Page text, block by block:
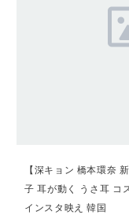
【深キョン 橋本環奈
子 耳が動く うさ耳
インスタ映え 韓国